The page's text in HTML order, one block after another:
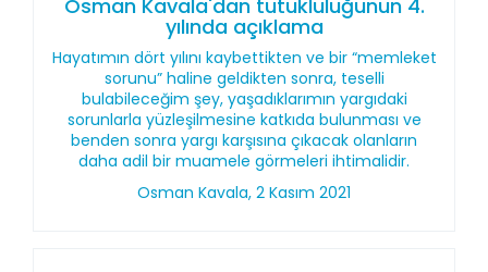
Osman Kavala'dan tutukluluğunun 4.
yılında açıklama
Hayatımın dört yılını kaybettikten ve bir “memleket
sorunu” haline geldikten sonra, teselli
bulabileceğim şey, yaşadıklarımın yargıdaki
sorunlarla yüzleşilmesine katkıda bulunması ve
benden sonra yargı karşısına çıkacak olanların
daha adil bir muamele görmeleri ihtimalidir.
Osman Kavala, 2 Kasım 2021